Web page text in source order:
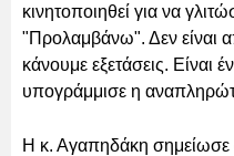
κινητοποιηθεί για να
"Προλαμβάνω". Δεν είναι
κάνουμε εξετάσεις.
υπογράμμισε η
Η κ. Αγαπηδάκη σημείωσε